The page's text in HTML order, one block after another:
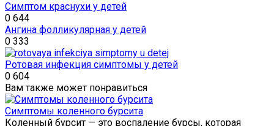
Симптом краснухи у детей
0 644
Ангина фолликулярная у детей
0 333
Ротовая инфекция симптомы у детей
0 604
Вам также может понравиться
Симптомы коленного бурсита
Коленный бурсит — это воспаление бурсы, которая